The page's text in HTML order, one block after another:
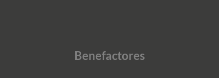
Benefactores